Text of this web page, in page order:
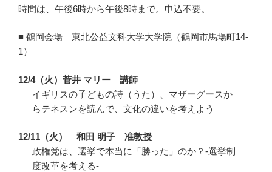
時間は、午後6時から午後8時まで。申込不要。
■ 鶴岡会場 東北公益文科大学大学院（鶴岡市馬場町14-
1）
12/4（火）菅井 マリー 講師
イギリスの子どもの詩（うた）、マザーグースか
らテネスンを読んで、文化の違いを考えよう
12/11（火） 和田 明子 准教授
政権党は、選挙で本当に「勝った」のか？-選挙制
度改革を考える-